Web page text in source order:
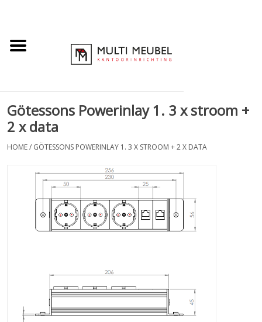
Götessons Powerinlay 1. 3 x stroom +
2 x data
HOME/ GÖTESSONS POWERINLAY 1. 3 X STROOM + 2 X DATA